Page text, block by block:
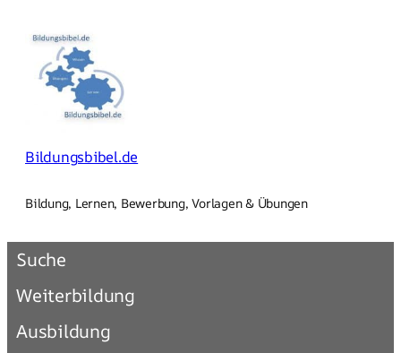
Inhalt
springen
Bildungsbibel.de
Bildung, Lernen, Bewerbung, Vorlagen & Übungen
Suche
Weiterbildung
Ausbildung